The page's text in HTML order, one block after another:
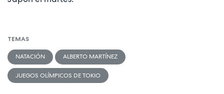
TEMAS
NATACIÓN ALBERTO MARTÍNEZ
JUEGOS OLÍMPICOS DE TOKIO